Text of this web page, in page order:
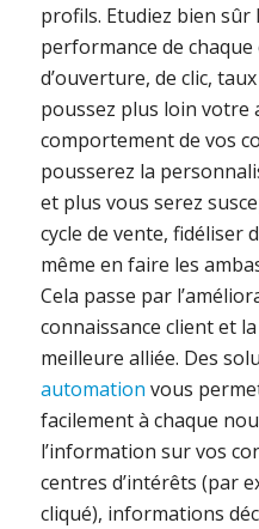
profils. Etudiez bien sûr
performance de
d’ouverture, de clic,
poussez plus loin votre
comportement de vos
pousserez la
et plus vous serez
cycle de vente, fidéliser
même en faire les
Cela passe par
connaissance client et
meilleure alliée. Des
automation vous
facilement à chaque
l’information sur vos
centres d’intérêts (par
cliqué), informations